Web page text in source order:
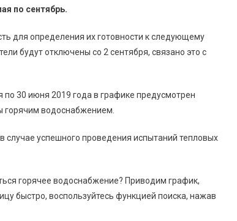
по сентябрь.
для определения их готовности к следующему
будут отключены со 2 сентября, связано это с
30 июня 2019 года в графике предусмотрен
горячим водоснабжением.
случае успешного проведения испытаний тепловых
горячее водоснабжение? Приводим график,
быстро, воспользуйтесь функцией поиска, нажав